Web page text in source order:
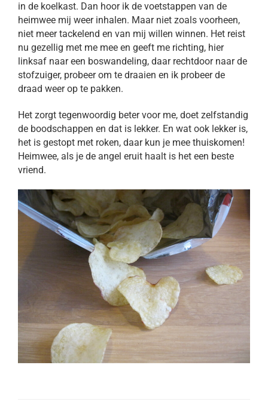
in de koelkast. Dan hoor ik de voetstappen van de
heimwee mij weer inhalen. Maar niet zoals voorheen,
niet meer tackelend en van mij willen winnen. Het reist
nu gezellig met me mee en geeft me richting, hier
linksaf naar een boswandeling, daar rechtdoor naar de
stofzuiger, probeer om te draaien en ik probeer de
draad weer op te pakken.
Het zorgt tegenwoordig beter voor me, doet zelfstandig
de boodschappen en dat is lekker. En wat ook lekker is,
het is gestopt met roken, daar kun je mee thuiskomen!
Heimwee, als je de angel eruit haalt is het een beste
vriend.